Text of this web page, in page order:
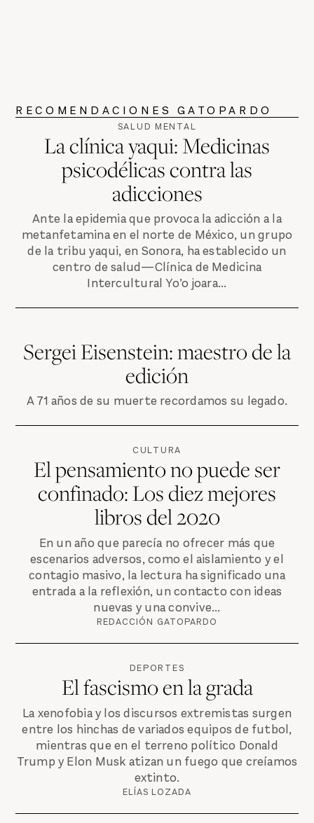
RECOMENDACIONES GATOPARDO
SALUD MENTAL
La clínica yaqui: Medicinas
psicodélicas contra las
adicciones
Ante la epidemia que provoca la adicción a la
metanfetamina en el norte de México, un grupo
de la tribu yaqui, en Sonora, ha establecido un
centro de salud—Clínica de Medicina
Intercultural Yo’o joara...
Sergei Eisenstein: maestro de la
edición
A 71 años de su muerte recordamos su legado.
CULTURA
El pensamiento no puede ser
confinado: Los diez mejores
libros del 2020
En un año que parecía no ofrecer más que
escenarios adversos, como el aislamiento y el
contagio masivo, la lectura ha significado una
entrada a la reflexión, un contacto con ideas
nuevas y una convive...
REDACCIÓN GATOPARDO
DEPORTES
El fascismo en la grada
La xenofobia y los discursos extremistas surgen
entre los hinchas de variados equipos de futbol,
mientras que en el terreno político Donald
Trump y Elon Musk atizan un fuego que creíamos
extinto.
ELÍAS LOZADA